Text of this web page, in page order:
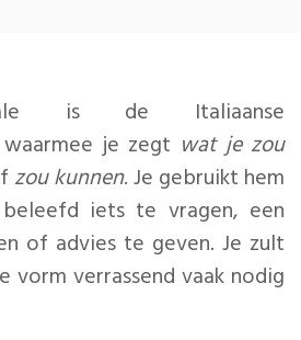
is de Italiaanse
je zegt wat je zou
zou kunnen. Je gebruikt hem
iets te vragen, een
of advies te geven. Je zult
vorm verrassend vaak nodig